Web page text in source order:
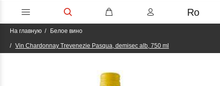
Ro
На главную Белое вино
Vin Chardonnay Trevenezie Pasqua, demisec alb, 750 ml